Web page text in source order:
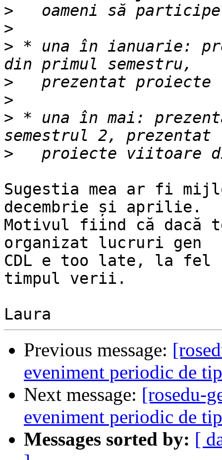
>
>
> * una în ianuarie:
>
>
> * una în mai:
>
Sugestia mea ar fi
decembrie și aprilie.
Motivul fiind că dacă
organizat lucruri gen
CDL e too late, la fel
timpul verii.
Previous message:
eveniment periodic de
Next message: [rosedu-
eveniment periodic de
Messages sorted by: [